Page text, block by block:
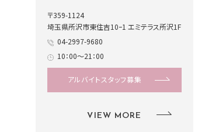
〒359-1124
埼玉県所沢市東住吉10ｰ1 エミテラス所沢1F
04-2997-9680
10：00～21：00
アルバイトスタッフ募集
VIEW MORE